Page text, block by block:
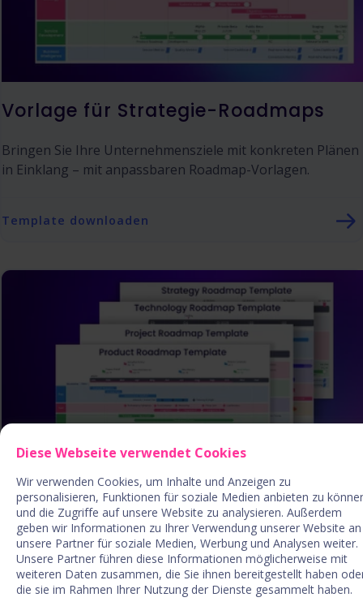
Diese Webseite verwendet Cookies
Wir verwenden Cookies, um Inhalte und Anzeigen zu
personalisieren, Funktionen für soziale Medien anbieten zu
und die Zugriffe auf unsere Website zu analysieren. Außerdem
geben wir Informationen zu Ihrer Verwendung unserer Website an
unsere Partner für soziale Medien, Werbung und Analysen weiter.
Unsere Partner führen diese Informationen möglicherweise mit
weiteren Daten zusammen, die Sie ihnen bereitgestellt haben
die sie im Rahmen Ihrer Nutzung der Dienste gesammelt haben.
Vorlage für Strategie-Roadmaps
Bringen Sie Ihre Unternehmensziele mit konkreten Plänen
in Einklang – mit anpassbaren Roadmap-Vorlagen.
Template downloaden
Roadmap-Vorlagen
Anpassbare Roadmap-Beispiele und Vorlagen für Excel
und PowerPoint für Ihre strategische Planung